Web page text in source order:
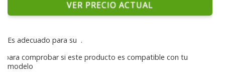
VER PRECIO ACTUAL
Es adecuado para su .
para comprobar si este producto es compatible con tu
modelo